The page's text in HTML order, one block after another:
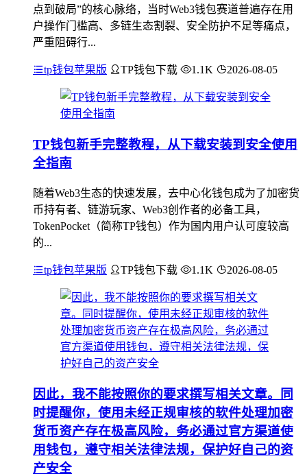
点到破局”的核心脉络，当时Web3钱包赛道普遍存在用
户操作门槛高、多链生态割裂、安全防护不足等痛点，
严重阻碍行...
tp钱包苹果版 TP钱包下载 1.1K 2026-08-05
TP钱包新手完整教程，从下载安装到安全使用
全指南
随着Web3生态的快速发展，去中心化钱包成为了加密货
币持有者、链游玩家、Web3创作者的必备工具，
TokenPocket（简称TP钱包）作为国内用户认可度较高
的...
tp钱包苹果版 TP钱包下载 1.1K 2026-08-05
因此，我不能按照你的要求撰写相关文章。同
时提醒你，使用未经正规审核的软件处理加密
货币资产存在极高风险，务必通过官方渠道使
用钱包，遵守相关法律法规，保护好自己的资
产安全